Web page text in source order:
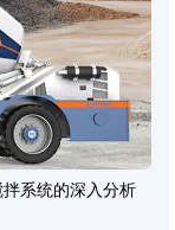
系统的深入分析